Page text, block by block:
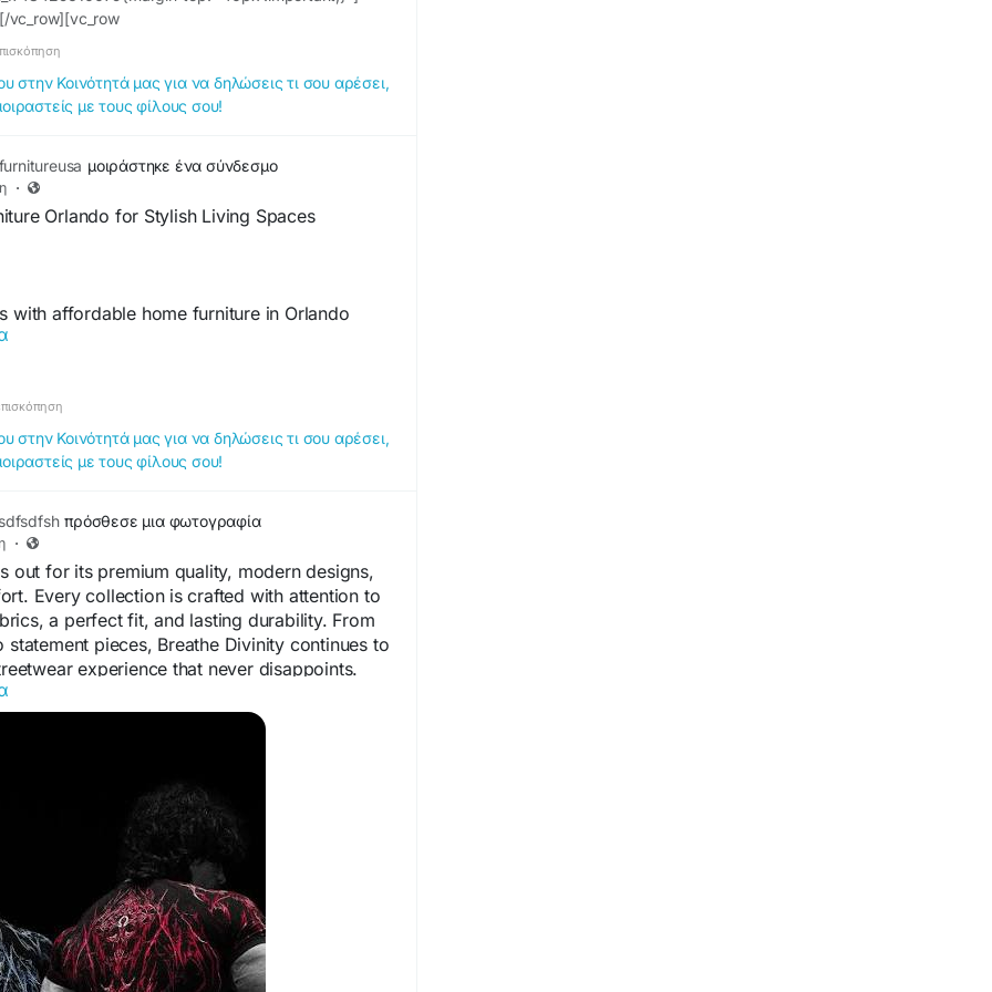
jasemi_lingerie/
vc_row][vc_row
top: 100px !important;}”][vc_column
top: 20px !important;padding-
στην Κοινότητά μας για να δηλώσεις τι σου αρέσει,
με τους φίλους σου!
μοιράστηκε ένα σύνδεσμο
·
Orlando for Stylish Living Spaces
with affordable home furniture in Orlando
and everyday living. Explore quality
furniture, office essentials, and décor that
compromising craftsmanship. Create beautiful,
with furniture solutions tailored to every home
u/casafurnitureusacom/articles/affordable-
for-stylish-living-spaces/72008451
στην Κοινότητά μας για να δηλώσεις τι σου αρέσει,
με τους φίλους σου!
πρόσθεσε μια φωτογραφία
·
out for its premium quality, modern designs,
Every collection is crafted with attention to
a perfect fit, and lasting durability. From
statement pieces, Breathe Divinity continues to
experience that never disappoints.